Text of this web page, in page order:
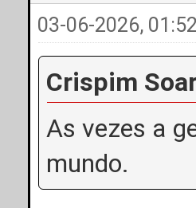
03-06-2026,
Crispim
As vezes a
mundo.